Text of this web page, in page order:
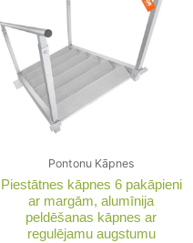
Pontonu Kāpnes
Piestātnes kāpnes 6 pakāpieni
ar margām, alumīnija
peldēšanas kāpnes ar
regulējamu augstumu